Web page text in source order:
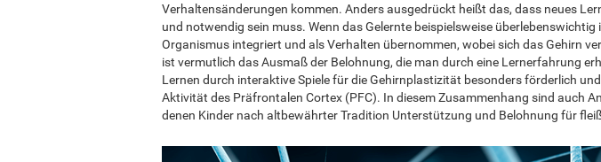
Verhaltensänderungen kommen. Anders ausgedrückt heißt das, dass neues
und notwendig sein muss. Wenn das Gelernte beispielsweise überlebenswichtig
Organismus integriert und als Verhalten übernommen, wobei sich das Gehirn
ist vermutlich das Ausmaß der Belohnung, die man durch eine Lernerfahrung
Lernen durch interaktive Spiele für die Gehirnplastizität besonders förderlich
Aktivität des Präfrontalen Cortex (PFC). In diesem Zusammenhang sind auch
denen Kinder nach altbewährter Tradition Unterstützung und Belohnung für